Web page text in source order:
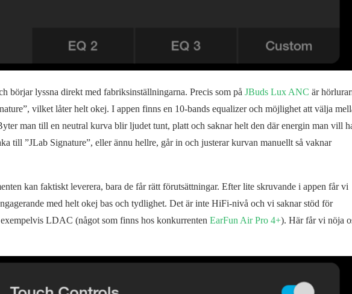
börjar lyssna direkt med fabriksinställningarna. Precis som på JBuds Lux ANC är
vilket låter helt okej. I appen finns en 10-bands equalizer och möjlighet att välja
man till en neutral kurva blir ljudet tunt, platt och saknar helt den där energin man vill
till ”JLab Signature”, eller ännu hellre, går in och justerar kurvan manuellt så vaknar
kan faktiskt leverera, bara de får rätt förutsättningar. Efter lite skruvande i appen får vi
med helt okej bas och tydlighet. Det är inte HiFi-nivå och vi saknar stöd för
LDAC (något som finns hos konkurrenten EarFun Air Pro 4+). Här får vi nöja